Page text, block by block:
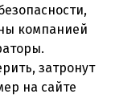
компанией
затронут
на сайте